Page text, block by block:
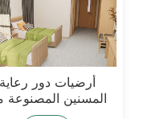
أرضيات دور رعاية
المسنين المصنوعة